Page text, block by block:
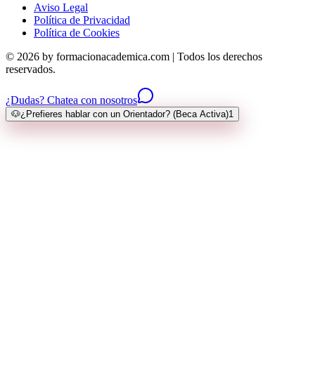
Aviso Legal
Política de Privacidad
Política de Cookies
© 2026 by formacionacademica.com | Todos los derechos
reservados.
¿Dudas? Chatea con nosotros
🐶¿Prefieres hablar con un Orientador? (Beca Activa)1